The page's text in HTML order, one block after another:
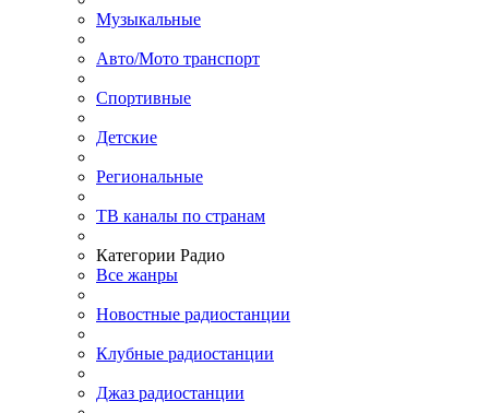
Музыкальные
Авто/Мото транспорт
Спортивные
Детские
Региональные
ТВ каналы по странам
Категории Радио
Все жанры
Новостные радиостанции
Клубные радиостанции
Джаз радиостанции